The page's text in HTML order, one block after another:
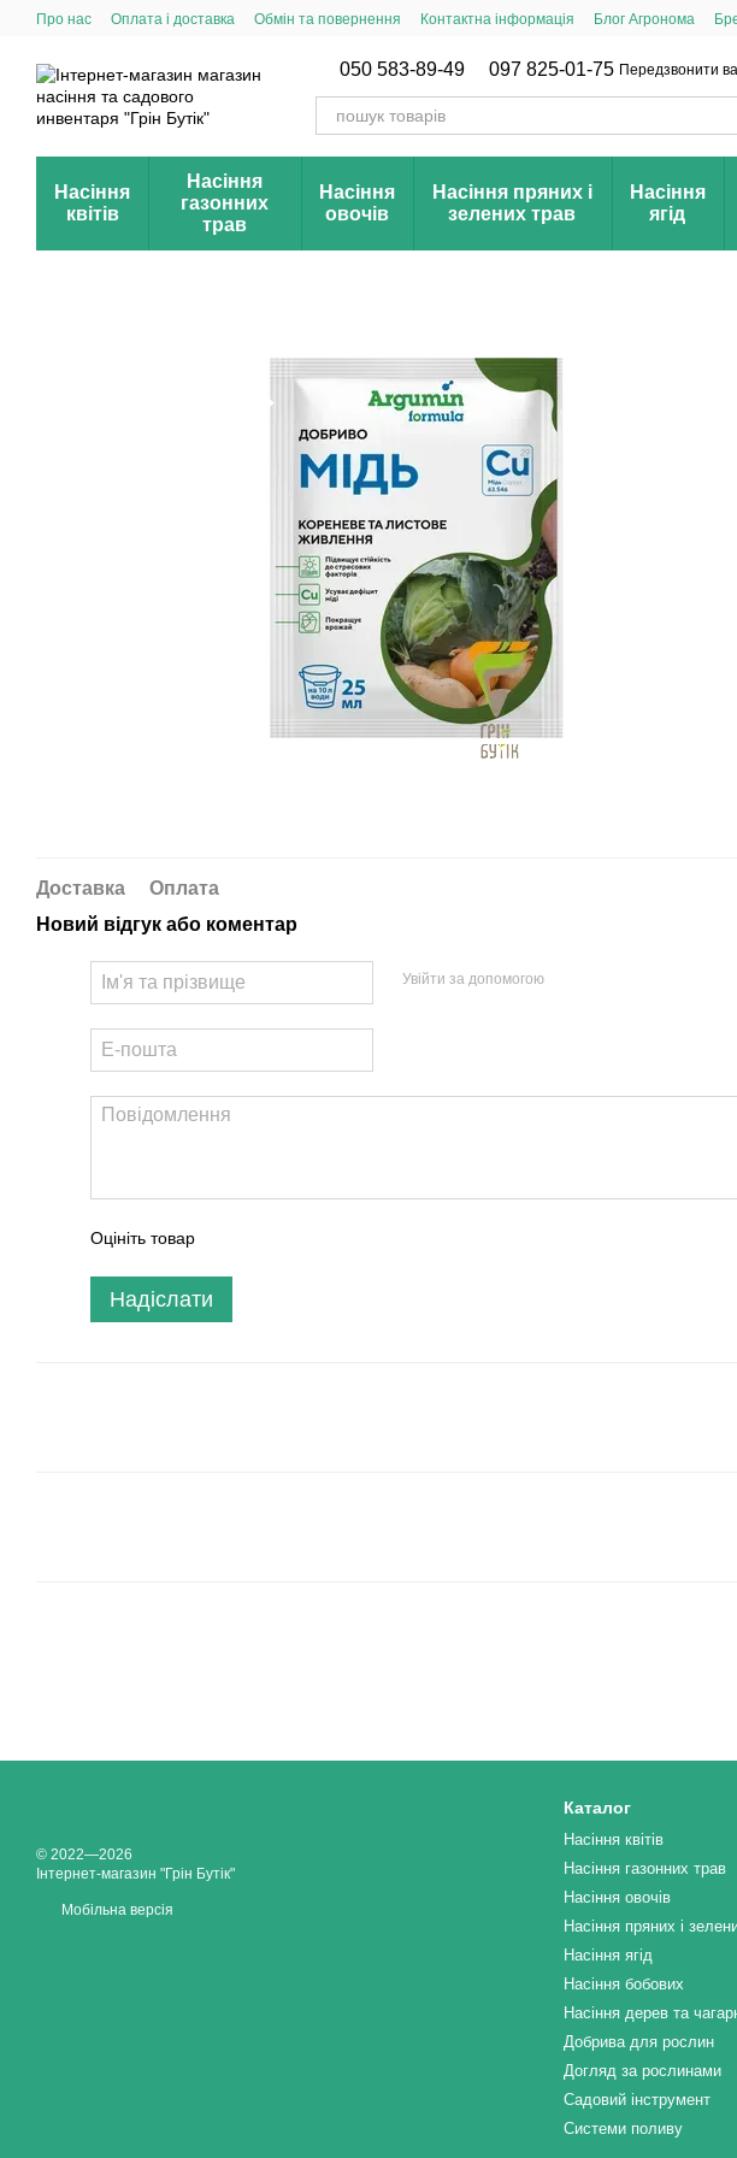
Перейти до основного контенту
Про нас Оплата і доставка Обмін та повернення Контактна інформація Блог Агронома
050 583-89-49 097 825-01-75 Передзвонити
Насіння
квітів
Насіння
газонних
трав
Насіння
овочів
Насіння пряних і
зелених трав
Насіння
ягід
Доставка
Оплата
Новий відгук або коментар
Увійти за допомогою
Оцініть товар
Надіслати
© 2022—2026
Інтернет-магазин "Грін Бутік"
Мобільна версія
Каталог
Насіння квітів
Насіння газонних трав
Насіння овочів
Насіння пряних і
Насіння ягід
Насіння бобових
Насіння дерев та
Добрива для рослин
Догляд за рослинами
Садовий інструмент
Системи поливу